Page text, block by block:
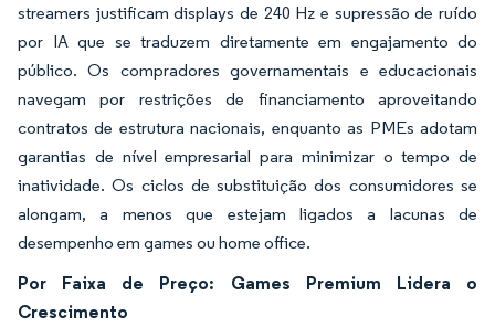
streamers justificam displays de 240 Hz e supressão de ruído
por IA que se traduzem diretamente em engajamento do
público. Os compradores governamentais e educacionais
navegam por restrições de financiamento aproveitando
contratos de estrutura nacionais, enquanto as PMEs adotam
garantias de nível empresarial para minimizar o tempo de
inatividade. Os ciclos de substituição dos consumidores se
alongam, a menos que estejam ligados a lacunas de
desempenho em games ou home office.
Por Faixa de Preço: Games Premium Lidera o
Crescimento